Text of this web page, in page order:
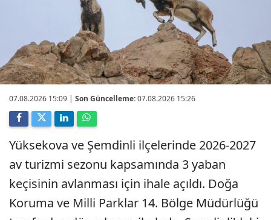
07.08.2026 15:09 | Son Güncelleme:07.08.2026 15:26
Yüksekova ve Şemdinli ilçelerinde 2026-2027
av turizmi sezonu kapsamında 3 yaban
keçisinin avlanması için ihale açıldı. Doğa
Koruma ve Milli Parklar 14. Bölge Müdürlüğü